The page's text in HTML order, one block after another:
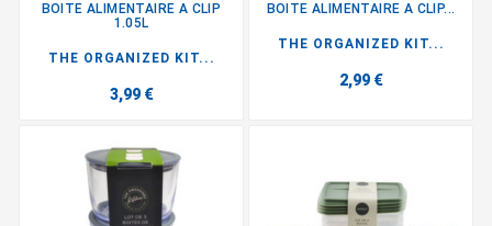
BOITE ALIMENTAIRE A CLIP
1.05L
THE ORGANIZED KIT...
3,99 €
BOITE ALIMENTAIRE A CLIP...
THE ORGANIZED KIT...
2,99 €